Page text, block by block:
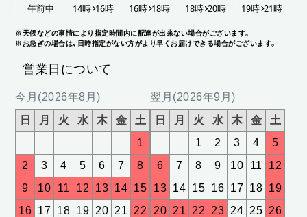
※天候などの事情により指定時間内に配達が出来ない場合がございます。
※お急ぎの場合は、日時指定がない方がより早くお届けできる場合がございます。
営業日について
今月(2026年8月)
日 月 火 水 木 金
土
1
2
3 4 5 6 7
8
9
10 11 12 13 14 15
16 17 18 19 20 21 22
翌月(2026年9月)
日 月 火 水 木 金
土
1
2 3 4
5
6
7 8 9 10 11
12
13 14 15 16 17 18 19
20 21 22 23 24 25 26